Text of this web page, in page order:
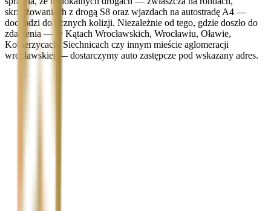
skrzyżowaniach z drogą S8 oraz wjazdach na autostradę A4 —
dochodzi do licznych kolizji. Niezależnie od tego, gdzie doszło do
zdarzenia — w Kątach Wrocławskich, Wrocławiu, Oławie,
Kobierzycach, Siechnicach czy innym mieście aglomeracji
wrocławskiej — dostarczymy auto zastępcze pod wskazany adres.